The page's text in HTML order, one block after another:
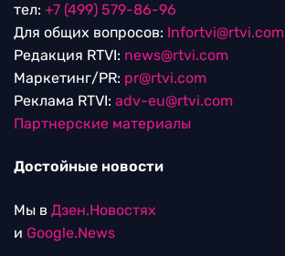
тел: +7 (499) 579-86-96
Для общих вопросов: Infortvi@rtvi.com
Редакция RTVI: news@rtvi.com
Маркетинг/PR: pr@rtvi.com
Реклама RTVI: adv-eu@rtvi.com
Партнерские материалы
Достойные новости
Мы в Дзен.Новостях
и Google.News